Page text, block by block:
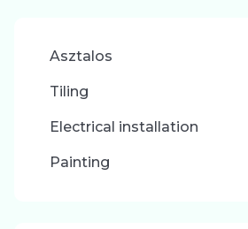
Asztalos
Tiling
Electrical installation
Painting